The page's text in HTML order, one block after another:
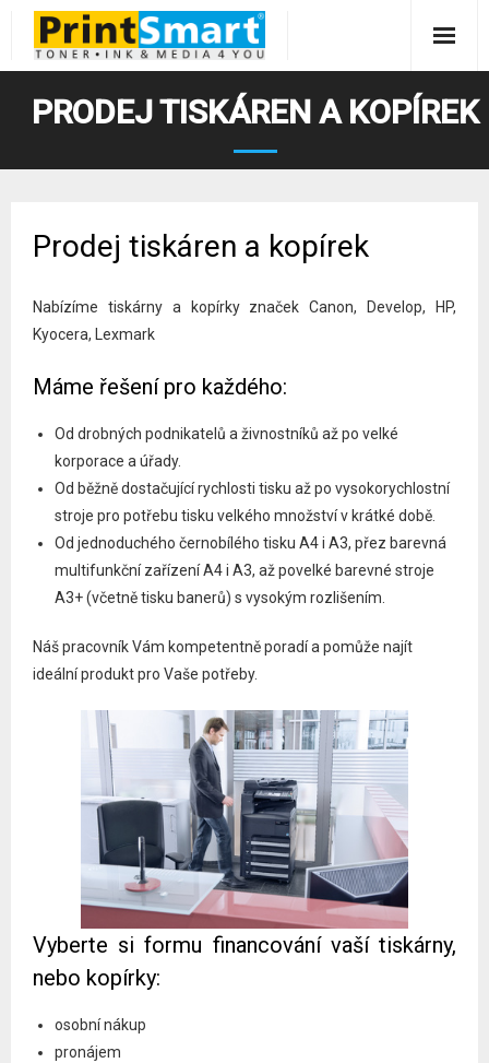
O nás
- - Kopírky A3 černobílé
- - Tiskárny a multifunkce A4 černobílé
- - Tiskárny a multifunkce A4 barevné
- ESET antivirus
- - Loga a nápisy
- - Zakázkový 3d tisk
- Servis tiskáren
- Servis notebooků
- Copycentrum Karlovy Vary – Doubí
- Náhradní plnění
- Outsourcing
- Tonery, inkousty, pásky
- - Canon tiskárny a kopírky
- - Develop Minolta kopírky A3
- Speciální tisková media
Servis tiskáren a kopírek
Kontakty
PRODEJ TISKÁREN A KOPÍREK
Prodej tiskáren a kopírek
Nabízíme tiskárny a kopírky značek Canon, Develop, HP,
Kyocera, Lexmark
Máme řešení pro každého:
Od drobných podnikatelů a živnostníků až po velké
korporace a úřady.
Od běžně dostačující rychlosti tisku až po vysokorychlostní
stroje pro potřebu tisku velkého množství v krátké době.
Od jednoduchého černobílého tisku A4 i A3, přez barevná
multifunkční zařízení A4 i A3, až povelké barevné stroje
A3+ (včetně tisku banerů) s vysokým rozlišením.
Náš pracovník Vám kompetentně poradí a pomůže najít
ideální produkt pro Vaše potřeby.
Vyberte si formu financování vaší tiskárny,
nebo kopírky:
osobní nákup
pronájem